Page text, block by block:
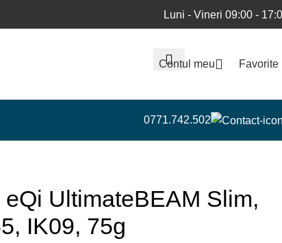
Luni - Vineri 09:00 -
Contul meu Favorite
0771.742.502
UltimateBEAM Slim,
IK09, 75g